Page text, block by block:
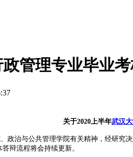
管理专业毕业
关于2020上半年武汉
政治与公共管理学院有关精神，经研究决
辩流程将会持续更新。